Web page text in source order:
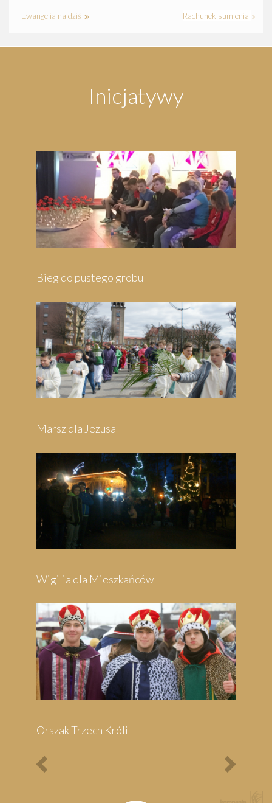
Ewangelia na dziś Rachunek sumienia
Inicjatywy
Pielgrzymka do Wejherowa
Pielgrzymka do Swarzewa
Festyn Parafialny
Bieg Papieski
XXII Pielgrzymi